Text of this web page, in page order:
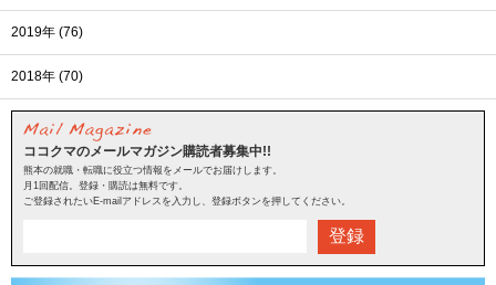
2019年 (76)
2018年 (70)
ココクマのメールマガジン購読者募集中!!
熊本の就職・転職に役立つ情報をメールでお届けします。
月1回配信。登録・購読は無料です。
ご登録されたいE-mailアドレスを入力し、登録ボタンを押してください。
登録